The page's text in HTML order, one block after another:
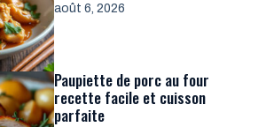
août 6, 2026
Paupiette de porc au four
recette facile et cuisson
parfaite